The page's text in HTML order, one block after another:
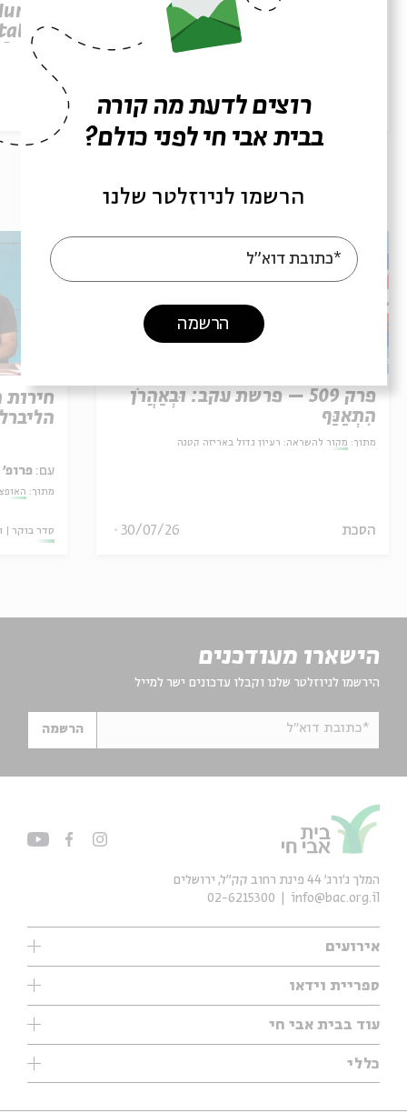
Parashat Re’eh – To See
Beyond | Rabbi Shai
28/07/26
עוד בבית אבי חי
פרק 509 – פרשת עקב: וּבְאַהֲרֹן
הִתְאַנַּף
מתוך: מקור להשראה: רעיון גדול באריזה קטנה
הסכת 30/07/26
חירות
עם: פרופ'
מתוך:
סדר בוקר
הישארו מעודכנים
הירשמו לניוזלטר שלנו וקבלו עדכונים ישר למייל
*כתובת דוא"ל הרשמה
אירועים
עיון
אנגלית
נוער
ספריית וידאו
ילדים
מוזיקה
עיון
מיוחדים
עוד בבית אבי חי
תערוכות
מיוחדים
כללי
אודות
המלך ג'ורג' 44 פינת רחוב קק״ל, ירושלים
info@bac.org.il
02-6215300
רוצים לדעת מה קורה
בבית אבי חי לפני כולם?
הרשמו לניוזלטר שלנו
*כתובת דוא"ל
הרשמה